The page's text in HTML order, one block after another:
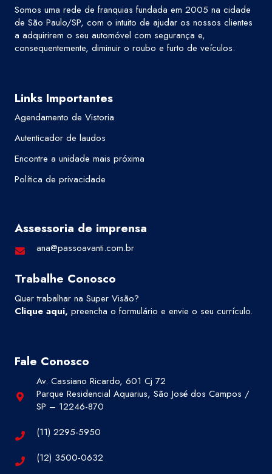
Somos uma rede de franquias fundada em 2005 na cidade
de São Paulo/SP, com o intuito de ajudar os nossos clientes
a adquirirem o seu automóvel com segurança e,
consequentemente, diminuir o roubo e furto de veículos.
Links Importantes
Agendamento de Vistoria
Autenticador de laudos
Encontre a unidade mais próxima
Política de privacidade
Assessoria de imprensa
ana@passoavanti.com.br
Trabalhe Conosco
Quer trabalhar na Super Visão?
Clique aqui, preencha o formulário e envie o seu currículo.
Fale Conosco
Av. Cassiano Ricardo, 601 Cj 72
Parque Residencial Aquarius, São José dos Campos /
SP – 12246-870
(11) 2295-5950
(12) 3500-0632